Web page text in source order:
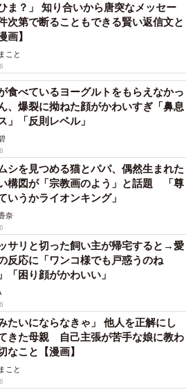
ま？」 知り合いから唐突なメッセー
第で断ることもできる賢い返信文と
画】
こと
食べているヨーグルトをもらえなかっ
、爆裂に拗ねた顔がかわいすぎ「鼻息
」「反則レベル」
シを見つめる猫とパパ、偶然生まれた
構図が「宗教画のよう」と話題 「尊
いうかライオンキング」
奈
サリと切った飼い主が帰宅すると→愛
反応に「ワンコ様でも戸惑うのね
「困り顔がかわいい」
たいにならなきゃ」 他人を正解にし
きた母親 自己主張が苦手な娘に教わ
なこと【漫画】
こと